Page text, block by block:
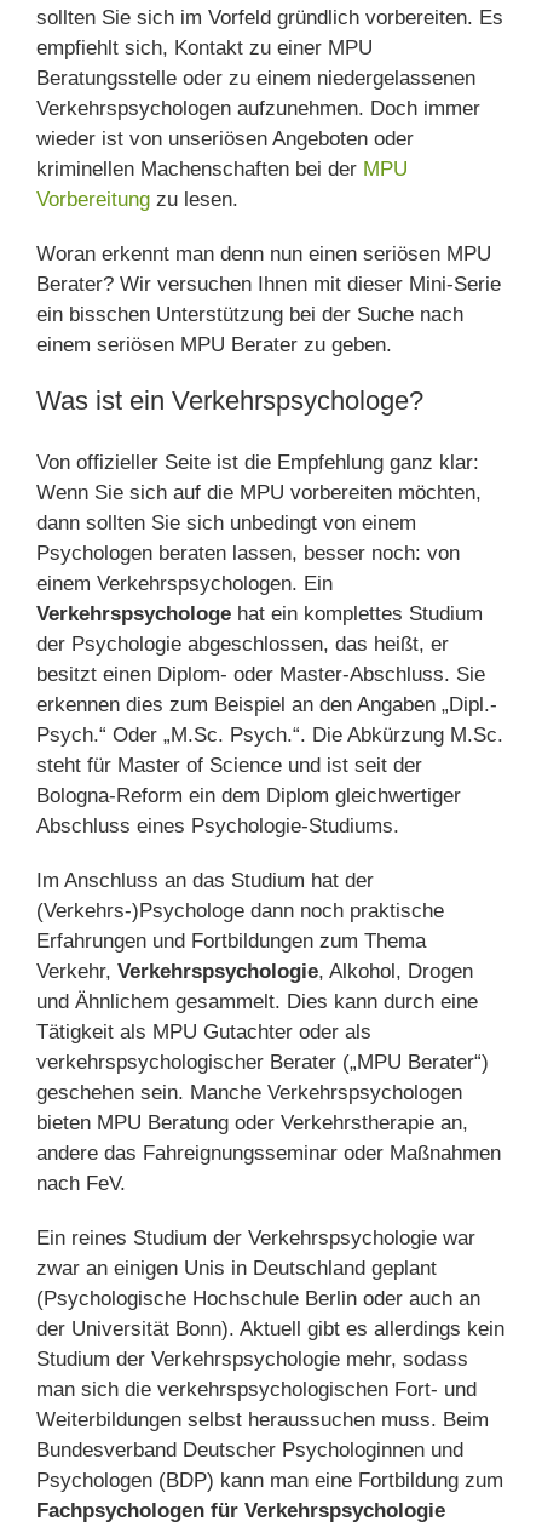
sollten Sie sich im Vorfeld gründlich vorbereiten. Es
empfiehlt sich, Kontakt zu einer MPU
Beratungsstelle oder zu einem niedergelassenen
Verkehrspsychologen aufzunehmen. Doch immer
wieder ist von unseriösen Angeboten oder
kriminellen Machenschaften bei der MPU
Vorbereitung zu lesen.
Woran erkennt man denn nun einen seriösen MPU
Berater? Wir versuchen Ihnen mit dieser Mini-Serie
ein bisschen Unterstützung bei der Suche nach
einem seriösen MPU Berater zu geben.
Was ist ein Verkehrspsychologe?
Von offizieller Seite ist die Empfehlung ganz klar:
Wenn Sie sich auf die MPU vorbereiten möchten,
dann sollten Sie sich unbedingt von einem
Psychologen beraten lassen, besser noch: von
einem Verkehrspsychologen. Ein
Verkehrspsychologe hat ein komplettes Studium
der Psychologie abgeschlossen, das heißt, er
besitzt einen Diplom- oder Master-Abschluss. Sie
erkennen dies zum Beispiel an den Angaben „Dipl.-
Psych.“ Oder „M.Sc. Psych.“. Die Abkürzung M.Sc.
steht für Master of Science und ist seit der
Bologna-Reform ein dem Diplom gleichwertiger
Abschluss eines Psychologie-Studiums.
Im Anschluss an das Studium hat der
(Verkehrs-)Psychologe dann noch praktische
Erfahrungen und Fortbildungen zum Thema
Verkehr, Verkehrspsychologie, Alkohol, Drogen
und Ähnlichem gesammelt. Dies kann durch eine
Tätigkeit als MPU Gutachter oder als
verkehrspsychologischer Berater („MPU Berater“)
geschehen sein. Manche Verkehrspsychologen
bieten MPU Beratung oder Verkehrstherapie an,
andere das Fahreignungsseminar oder Maßnahmen
nach FeV.
Ein reines Studium der Verkehrspsychologie war
zwar an einigen Unis in Deutschland geplant
(Psychologische Hochschule Berlin oder auch an
der Universität Bonn). Aktuell gibt es allerdings kein
Studium der Verkehrspsychologie mehr, sodass
man sich die verkehrspsychologischen Fort- und
Weiterbildungen selbst heraussuchen muss. Beim
Bundesverband Deutscher Psychologinnen und
Psychologen (BDP) kann man eine Fortbildung zum
Fachpsychologen für Verkehrspsychologie